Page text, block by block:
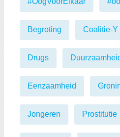
Begroting Coalitie-Y
Drugs
Eenzaamheid
Jongeren Prostitutie